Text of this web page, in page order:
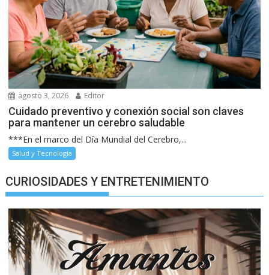
agosto 3, 2026 Editor
Cuidado preventivo y conexión social son claves
para mantener un cerebro saludable
***En el marco del Día Mundial del Cerebro,...
Salud y Tecnología
CURIOSIDADES Y ENTRETENIMIENTO